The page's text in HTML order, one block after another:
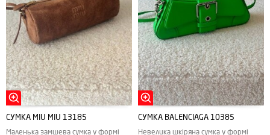
СУМКА MIU MIU 13185
Маленька замшева сумка у формі
СУМКА BALENCIAGA 10385
Невелика шкіряна сумка у формі